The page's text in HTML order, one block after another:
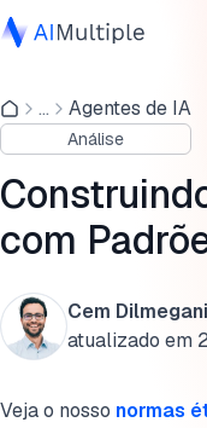
IA Agêntica
Segurança
Dados
Software
Serviços
... Agentes de IA
Análise
com
Cem Dilmegani
atualizado em
Veja o nosso normas
Blocos de
agentes
Quando usar agentes
Quando os fluxos de
Introdução aos
agentes de IA